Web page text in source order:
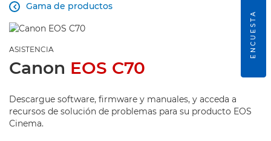
Gama de productos

ASISTENCIA
Canon EOS C70
Descargue software, firmware y manuales, y acceda a
recursos de solución de problemas para su producto EOS
Cinema.
ENCUESTA